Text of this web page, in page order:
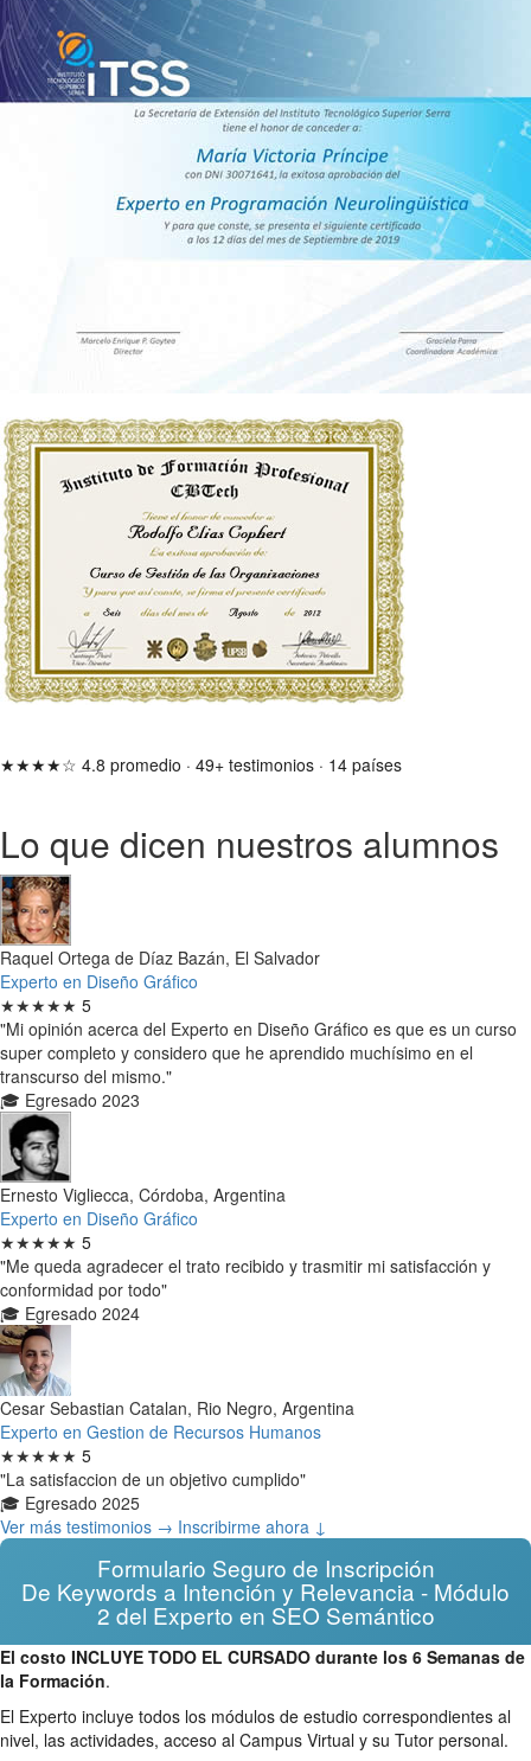
★★★★☆ 4.8 promedio · 49+ testimonios · 14 países
Lo que dicen nuestros alumnos
Raquel Ortega de Díaz Bazán, El Salvador
Experto en Diseño Gráfico
★★★★★ 5
"Mi opinión acerca del Experto en Diseño Gráfico es que es un curso
super completo y considero que he aprendido muchísimo en el
transcurso del mismo."
🎓 Egresado 2023
Ernesto Vigliecca, Córdoba, Argentina
Experto en Diseño Gráfico
★★★★★ 5
"Me queda agradecer el trato recibido y trasmitir mi satisfacción y
conformidad por todo"
🎓 Egresado 2024
Cesar Sebastian Catalan, Rio Negro, Argentina
Experto en Gestion de Recursos Humanos
★★★★★ 5
"La satisfaccion de un objetivo cumplido"
🎓 Egresado 2025
Ver más testimonios → Inscribirme ahora ↓
Formulario Seguro de Inscripción
De Keywords a Intención y Relevancia - Módulo
2 del Experto en SEO Semántico
El costo INCLUYE TODO EL CURSADO durante los 6 Semanas de
la Formación.
El Experto incluye todos los módulos de estudio correspondientes al
nivel, las actividades, acceso al Campus Virtual y su Tutor personal.